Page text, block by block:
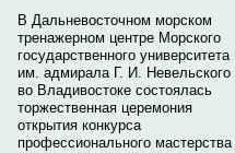
В Дальневосточном морском
тренажерном центре Морского
государственного университета
им. адмирала Г. И. Невельского
во Владивостоке состоялась
торжественная церемония
открытия конкурса
профессионального мастерства